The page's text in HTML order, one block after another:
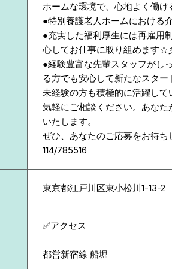
ホームな環境で、心地よく働け
●特別養護老人ホームにおける
●充実した福利厚生には再雇用
心してお仕事に取り組めます☆
●経験豊富な先輩スタッフがし
る方でも安心して新たなスター
未経験の方も積極的に活躍し
気軽にご相談ください。あな
いたします。
ぜひ、あなたのご応募をお待ち
114/785516
東京都江戸川区東小松川1-13-2
✅アクセス
都営新宿線 船堀